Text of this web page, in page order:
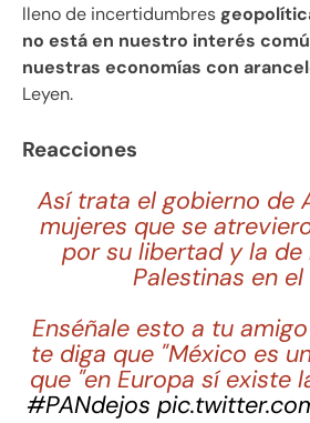
lleno de incertidumbres
no está en nuestro interés
nuestras economías con
Leyen.
Reacciones
Así trata el gobierno de
mujeres que se
por su libertad y la de
Palestinas en el
Enséñale esto a tu
te diga que "México es
que "en Europa sí existe
#PANdejos